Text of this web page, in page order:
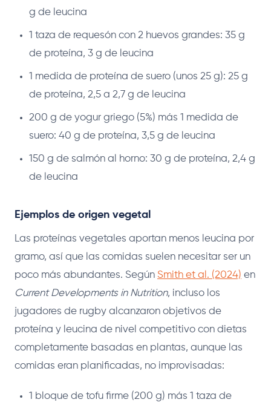
g de leucina
1 taza de requesón con 2 huevos grandes: 35 g
de proteína, 3 g de leucina
1 medida de proteína de suero (unos 25 g): 25 g
de proteína, 2,5 a 2,7 g de leucina
200 g de yogur griego (5%) más 1 medida de
suero: 40 g de proteína, 3,5 g de leucina
150 g de salmón al horno: 30 g de proteína, 2,4 g
de leucina
Ejemplos de origen vegetal
Las proteínas vegetales aportan menos leucina por
gramo, así que las comidas suelen necesitar ser un
poco más abundantes. Según Smith et al. (2024) en
Current Developments in Nutrition, incluso los
jugadores de rugby alcanzaron objetivos de
proteína y leucina de nivel competitivo con dietas
completamente basadas en plantas, aunque las
comidas eran planificadas, no improvisadas:
1 bloque de tofu firme (200 g) más 1 taza de